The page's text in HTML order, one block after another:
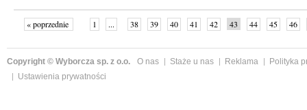
« poprzednie 1 ... 38 39 40 41 42 43 44 45
46
Copyright © Wyborcza sp. z o.o. O nas Staże u nas Reklama
Polityka
Ustawienia prywatności